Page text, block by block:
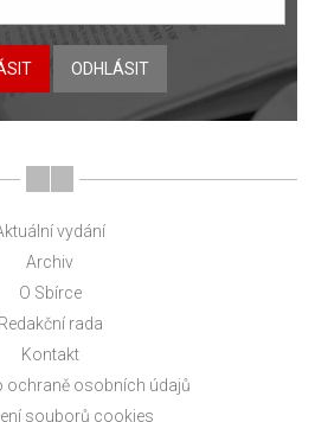
ODHLÁSIT
vydání
Archiv
O Sbírce
Redakční rada
Kontakt
ochraně osobních údajů
souborů cookies